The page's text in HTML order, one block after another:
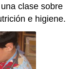
clase sobre
e higiene.